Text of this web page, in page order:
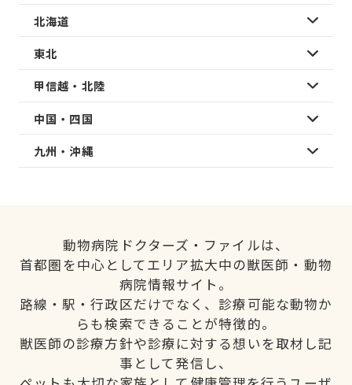
北海道
東北
甲信越・北陸
中国・四国
九州・沖縄
動物病院ドクターズ・ファイルは、
首都圏を中心としてエリア拡大中の獣医師・動物
病院情報サイト。
路線・駅・行政区だけでなく、診療可能な動物か
らも検索できることが特徴的。
獣医師の診療方針や診療に対する想いを取材し記
事として発信し、